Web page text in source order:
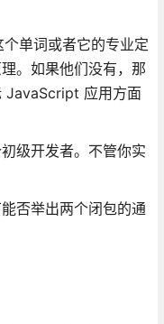
单词或者它的专业定
。如果他们没有，那
JavaScript 应用方面
级开发者。不管你实
否举出两个闭包的通